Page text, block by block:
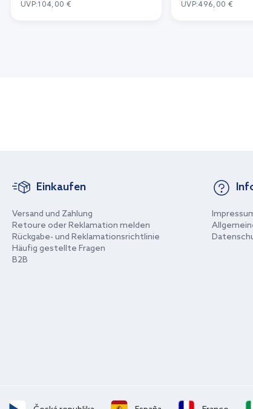
UVP:104,00 € UVP:496,00 €
Einkaufen
Versand und Zahlung
Retoure oder Reklamation melden
Rückgabe- und Reklamationsrichtlinie
Häufig gestellte Fragen
B2B